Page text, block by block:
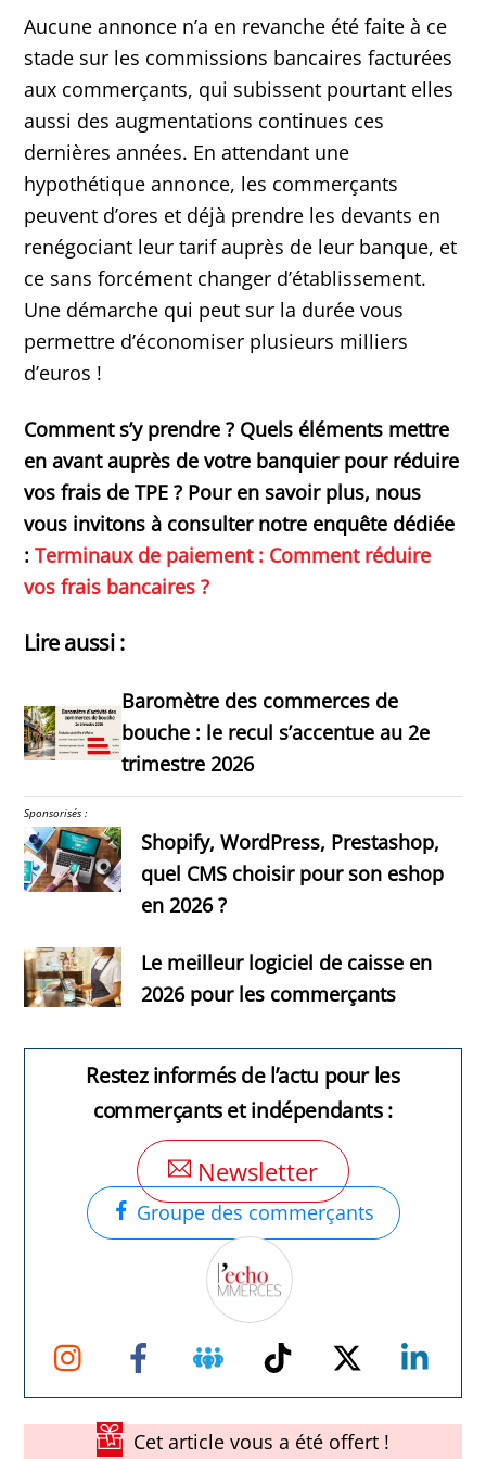
Aucune annonce n’a en revanche été faite à ce
stade sur les commissions bancaires facturées
aux commerçants, qui subissent pourtant elles
aussi des augmentations continues ces
dernières années. En attendant une
hypothétique annonce, les commerçants
peuvent d’ores et déjà prendre les devants en
renégociant leur tarif auprès de leur banque, et
ce sans forcément changer d’établissement.
Une démarche qui peut sur la durée vous
permettre d’économiser plusieurs milliers
d’euros !
Comment s’y prendre ? Quels éléments mettre
en avant auprès de votre banquier pour réduire
vos frais de TPE ? Pour en savoir plus, nous
vous invitons à consulter notre enquête dédiée
:Terminaux de paiement : Comment réduire
vos frais bancaires ?
Lire aussi :
Baromètre des commerces de
bouche : le recul s’accentue au 2e
trimestre 2026
Sponsorisés :
Shopify, WordPress, Prestashop,
quel CMS choisir pour son eshop
en 2026 ?
Le meilleur logiciel de caisse en
2026 pour les commerçants
Restez informés de l’actu pour les
commerçants et indépendants :
Newsletter
Groupe des commerçants
Instagram Facebook Groupe
Facebook
TikTok Twitter
Cet article vous a été offert !